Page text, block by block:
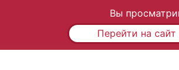
Вы
Перейти на